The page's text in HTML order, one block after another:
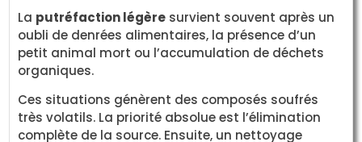
La putréfaction légère survient souvent après un
oubli de denrées alimentaires, la présence d’un
petit animal mort ou l’accumulation de déchets
organiques.
Ces situations génèrent des composés soufrés
très volatils. La priorité absolue est l’élimination
complète de la source. Ensuite, un nettoyage